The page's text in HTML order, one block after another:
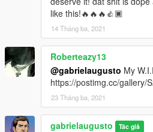
like this!🔥🔥🔥👍🏿
14 Tháng ba, 2021
Roberteazy13
@gabrielaugusto My
https://postimg.cc/gallery/
23 Tháng ba, 2021
gabrielaugusto Tác giả